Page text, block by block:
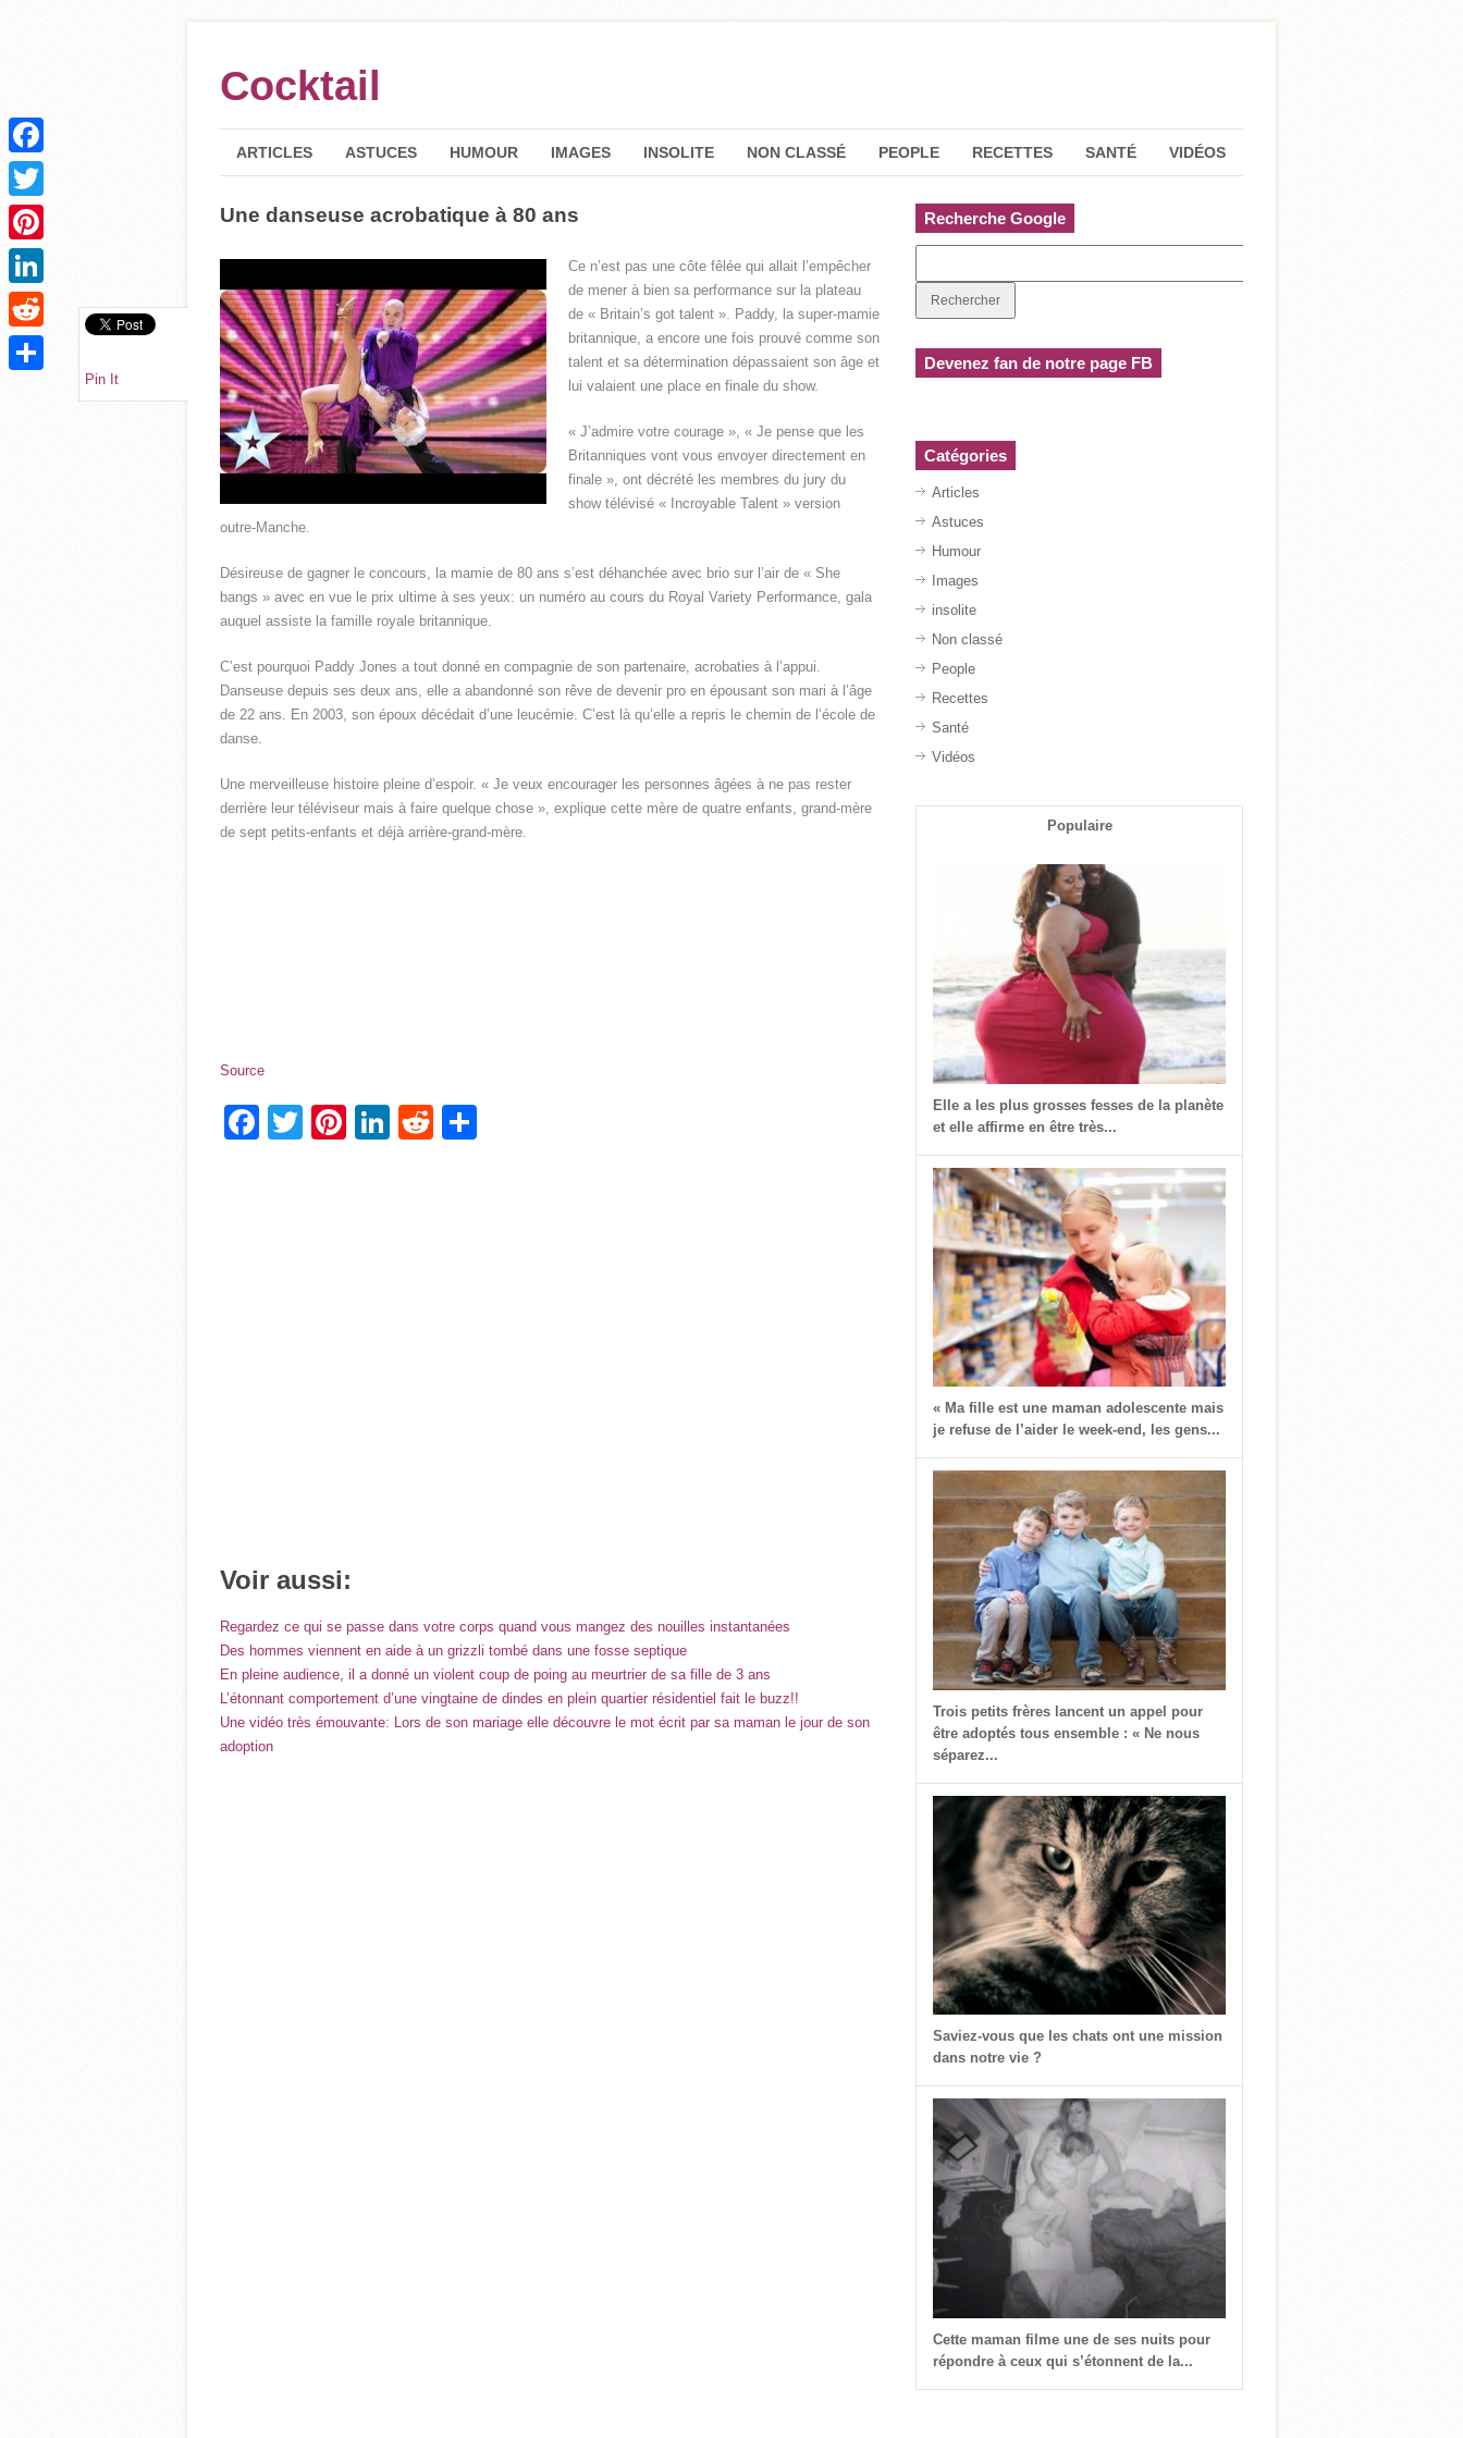
Cocktail
ARTICLES ASTUCES HUMOUR IMAGES INSOLITE NON CLASSÉ PEOPLE RECETTES SANTÉ VIDÉOS
Une danseuse acrobatique à 80 ans
Ce n’est pas une côte fêlée qui allait l’empêcher
de mener à bien sa performance sur la plateau
de « Britain’s got talent ». Paddy, la super-mamie
britannique, a encore une fois prouvé comme son
talent et sa détermination dépassaient son âge et
lui valaient une place en finale du show.
« J’admire votre courage », « Je pense que les
Britanniques vont vous envoyer directement en
finale », ont décrété les membres du jury du
show télévisé « Incroyable Talent » version
outre-Manche.
Désireuse de gagner le concours, la mamie de 80 ans s’est déhanchée avec brio sur l’air de « She
bangs » avec en vue le prix ultime à ses yeux: un numéro au cours du Royal Variety Performance, gala
auquel assiste la famille royale britannique.
C’est pourquoi Paddy Jones a tout donné en compagnie de son partenaire, acrobaties à l’appui.
Danseuse depuis ses deux ans, elle a abandonné son rêve de devenir pro en épousant son mari à l’âge
de 22 ans. En 2003, son époux décédait d’une leucémie. C’est là qu’elle a repris le chemin de l’école de
danse.
Une merveilleuse histoire pleine d’espoir. « Je veux encourager les personnes âgées à ne pas rester
derrière leur téléviseur mais à faire quelque chose », explique cette mère de quatre enfants, grand-mère
de sept petits-enfants et déjà arrière-grand-mère.
Source
Facebook
TwitterPinterest
LinkedIn
Reddit
Voir aussi:
Regardez ce qui se passe dans votre corps quand vous mangez des nouilles instantanées
Des hommes viennent en aide à un grizzli tombé dans une fosse septique
En pleine audience, il a donné un violent coup de poing au meurtrier de sa fille de 3 ans
L’étonnant comportement d’une vingtaine de dindes en plein quartier résidentiel fait le buzz!!
Une vidéo très émouvante: Lors de son mariage elle découvre le mot écrit par sa maman le jour de son
adoption
Pin It
Recherche Google
Devenez fan de notre page FB
Catégories
Articles
Astuces
Humour
Images
insolite
Non classé
People
Recettes
Santé
Vidéos
Populaire
Elle a les plus grosses fesses de la planète
et elle affirme en être très...
« Ma fille est une maman adolescente mais
je refuse de l’aider le week-end, les gens...
Trois petits frères lancent un appel pour
être adoptés tous ensemble : « Ne nous
séparez...
Saviez-vous que les chats ont une mission
dans notre vie ?
Cette maman filme une de ses nuits pour
répondre à ceux qui s’étonnent de la...
Facebook
Twitter
Pinterest
LinkedIn
Reddit